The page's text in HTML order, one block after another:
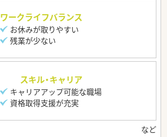
ワークライフバランス
お休みが取りやすい
残業が少ない
スキル・キャリア
キャリアアップ可能な職場
資格取得支援が充実